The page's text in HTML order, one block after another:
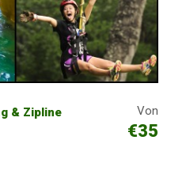
& Zipline
Von
€35